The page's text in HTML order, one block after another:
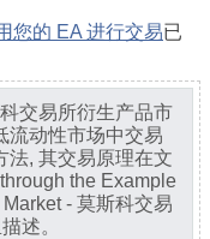
您的 EA 进行交易已
交易所衍生产品市
流动性市场中交易
法, 其交易原理在文
the Example
- 莫斯科交易
述。